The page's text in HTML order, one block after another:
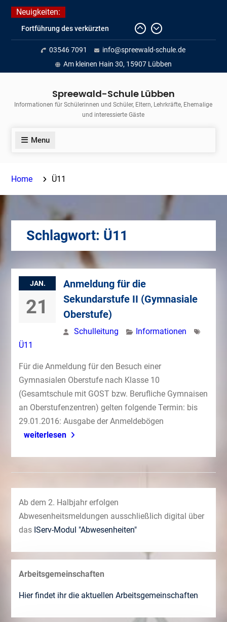
Skip
content
Neuigkeiten:
Fortführung des verkürzten
Unterrichts aufgrund der hohen
Temperaturen (22.06. bis
voraussichtlich zum 26.06.2026)
Journalismus hautnah
Insellauf 2026
03546 7091
info@spreewald-schule.de
Am kleinen Hain 30, 15907 Lübben
Spreewald-Schule Lübben
Informationen für Schülerinnen und Schüler, Eltern, Lehrkräfte, Ehemalige
und interessierte Gäste
Menu
Home Ü11
Schlagwort: Ü11
JAN.
21
Anmeldung für die
Sekundarstufe II (Gymnasiale
Oberstufe)
Schulleitung
Informationen
Ü11
Für die Anmeldung für den Besuch einer
Gymnasialen Oberstufe nach Klasse 10
(Gesamtschule mit GOST bzw. Berufliche Gymnaisen
an Oberstufenzentren) gelten folgende Termin: bis
29.01.2016: Ausgabe der Anmeldebögen
weiterlesen
Ab dem 2. Halbjahr erfolgen
Abwesenheitsmeldungen ausschließlich digital über
das IServ-Modul "Abwesenheiten"
Arbeitsgemeinschaften
Hier findet ihr die aktuellen Arbeitsgemeinschaften